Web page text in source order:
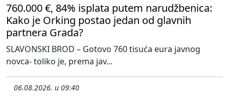
760.000 €, 84% isplata putem narudžbenica:
Kako je Orking postao jedan od glavnih
partnera Grada?
SLAVONSKI BROD – Gotovo 760 tisuća eura javnog
novca- toliko je, prema jav...
06.08.2026. u 09:40